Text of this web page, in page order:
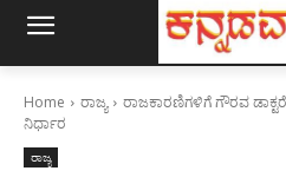
Home ರಾಜ್ಯ
ರಾಜಕಾರಣಿಗಳಿಗೆ ಗೌರವ
ನಿರ್ಧಾರ
ರಾಜ್ಯ